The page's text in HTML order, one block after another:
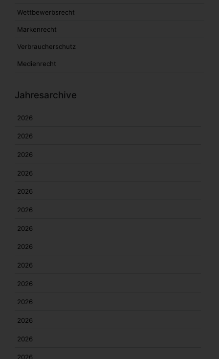
Wettbewerbsrecht
Markenrecht
Verbraucherschutz
Medienrecht
Jahresarchive
2026
2026
2026
2026
2026
2026
2026
2026
2026
2026
2026
2026
2026
2026